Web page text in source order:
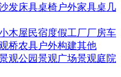
发床具桌椅户外家具桌几
木屋民宿度假工厂厂房车
桥农具户外构建其他
观公园景观广场景观庭院